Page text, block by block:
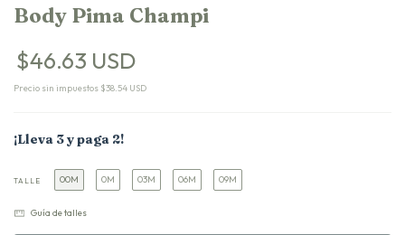
Body Pima Champi
$46.63 USD
Precio sin impuestos $38.54 USD
¡Lleva 3 y paga 2!
TALLE 00M 0M 03M 06M 09M
Guía de talles